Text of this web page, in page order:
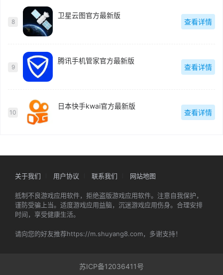
8
卫星云图官方最新版
查看详情
9
腾讯手机管家官方最新版
查看详情
10
日本快手kwai官方最新版
查看详情
关于我们 用户协议 联系我们 网站地图
抵制不良游戏应用软件，拒绝盗版游戏应用软件。注意自我保护，
谨防受骗上当。适度游戏应用益脑，沉迷游戏应用伤身。合理安排
时间，享受健康生活。
请向您的好友推荐https://m.shuyang8.com，多谢支持！
苏ICP备12036411号